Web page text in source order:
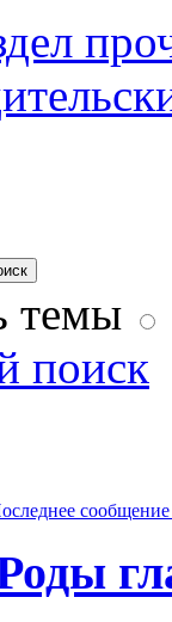
темы
поиск
сообщение